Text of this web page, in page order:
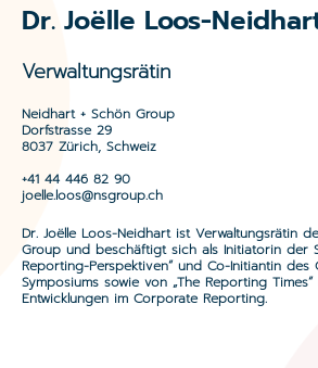
Dr. Joëlle Loos-
Verwaltungsrätin
Neidhart + Schön Group
Dorfstrasse 29
8037 Zürich, Schweiz
+41 44 446 82 90
joelle.loos@nsgroup.ch
Dr. Joëlle Loos-Neidhart ist Verwaltungsrätin
Group und beschäftigt sich als Initiatorin der
Reporting-Perspektiven“ und Co-Initiantin des
Symposiums sowie von „The Reporting
Entwicklungen im Corporate Reporting.